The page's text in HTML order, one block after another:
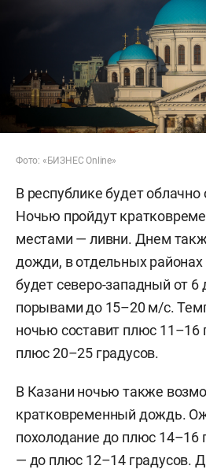
Фото: «БИЗНЕС Online»
В республике будет
Ночью пройдут
местами — ливни. Днем
дожди, в отдельных районах
будет северо-западный от
порывами до 15–20 м/с.
ночью составит плюс 11–16
плюс 20–25 градусов.
В Казани ночью также
кратковременный дождь.
похолодание до плюс 14–16
— до плюс 12–14 градусов.